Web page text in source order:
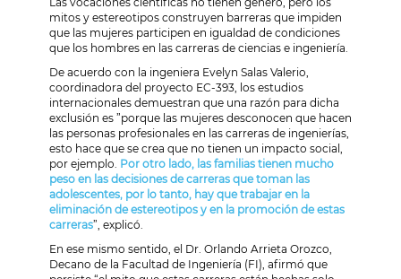
mitos y estereotipos construyen barreras que impiden
que las mujeres participen en igualdad de condiciones
que los hombres en las carreras de ciencias e ingeniería.
De acuerdo con la ingeniera Evelyn Salas Valerio,
coordinadora del proyecto EC-393, los estudios
internacionales demuestran que una razón para dicha
exclusión es ”porque las mujeres desconocen que hacen
las personas profesionales en las carreras de ingenierías,
esto hace que se crea que no tienen un impacto social,
por ejemplo. Por otro lado, las familias tienen mucho
peso en las decisiones de carreras que toman las
adolescentes, por lo tanto, hay que trabajar en la
eliminación de estereotipos y en la promoción de estas
carreras”, explicó.
En ese mismo sentido, el Dr. Orlando Arrieta Orozco,
Decano de la Facultad de Ingeniería (FI), afirmó que